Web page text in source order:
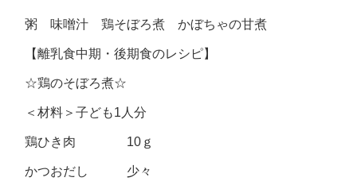
粥 味噌汁 鶏そぼろ煮 かぼちゃの甘煮
【離乳食中期・後期食のレシピ】
☆鶏のそぼろ煮☆
＜材料＞子ども1人分
鶏ひき肉 10ｇ
かつおだし 少々